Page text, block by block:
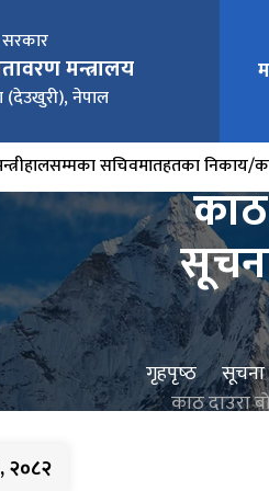
सरकार
मन्त्रालय
(देउखुरी), नेपाल
हालसम्मका सचिवमातहतका निकाय/
काठ
गृहपृष्‍ठ
सूचना
काठ दाउरा
२०८२